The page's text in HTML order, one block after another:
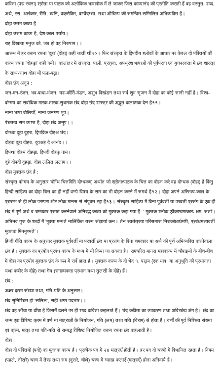
कविता (पद्य रचना) श्रोता या पाठक को अलौकिक भावलोक में ले जाकर जिस काव्यानंद की प्रतीति कराती हैं वह वस्तुतः शब्द,
अर्थ, रस, अलंकार, रीति, ध्वनि, वक्रोक्ति, वाग्वैदग्ध्य, तथा औचित्य की समन्वित-सम्मिलित अभिव्यक्ति है।
दोहा उतम काव्य है :
दोहा उत्तम काव्य है, देश-काल पर्याय।
राह दिखाता मनुज को, जब हो वह निरुपाय।।
आरम्भ में हर काव्य रचना 'दूहा' (दोहा) कही जाती थी१०। फिर संस्कृत के द्विपदीय श्लोकों के आधार पर केवल दो पंक्तियों की
काव्य रचना 'दोहड़ा' कही गयी। कालांतर में संस्कृत, पाली, प्राकृत, अपभ्रंश भाषाओं की पूर्वपरता एवं युगपरकता में छंद शास्त्र
के साथ-साथ दोहा भी पला-बढ़ा।
दोहा छंद अनूप :
जन-मन-रंजन, भव-बाधा-भंजन, यश-कीर्ति-मंडन, अशुभ विखंडन तथा सर्व शुभ सृजन में दोहा का कोई सानी नहीं है। विश्व-
वांग्मय का सर्वाधिक मारक-तारक-सुधारक छंद दोहा छंद शास्त्र की अद्भुत कलात्मक देन है११।
नाना भाषा-बोलियाँ, नाना जनगण-भूप।
पंचतत्व सम व्याप्त है, दोहा छंद अनूप।।
दोग्ध्क दूहा दूहरा, द्विपदिक दोहअ छंद।
दोहक दूहा दोहरा, दुवअह दे आनंद।।
द्विपथा दोहयं दोहड़ा, द्विपदी दोहड़ नाम।
दुहे दोपदी दूहड़ा, दोहा ललित ललाम।।
दोहा मुक्तक छंद है :
संस्कृत वांग्मय के अनुसार 'दोग्धि चित्तमिति दोग्धकम्' अर्थात जो श्रोता/पाठक के चित्त का दोहन करे वह दोग्धक (दोहा) है किंतु
हिन्दी साहित्य का दोहा चित्त का ही नहीं वर्ण्य विषय के सार का भी दोहन करने में समर्थ है१२। दोहा अपने अस्तित्व-काल के
प्रारम्भ से ही लोक परम्परा और लोक मानस से संपृक्त रहा है१३। संस्कृत साहित्य में बिना पूर्ववर्ती या परवर्ती प्रसंग के एक ही
छंद में पूर्ण अर्थ व चमत्कार प्रगट करनेवाले अनिबद्ध काव्य को मुक्तक कहा गया है- ' मुक्तक श्लोक एवैकश्चमत्कारः क्षमः सतां'।
अभिनव गुप्त के शब्दों में 'मुक्ता मन्यते नालिंकित तस्य संज्ञायां कन। तेन स्वतंत्रया परिसमाप्त निराकांक्षार्थमपि, प्रबंधमध्यवर्ती
मुक्तक मिनमुच्यते'।
हिन्दी गीति काव्य के अनुसार मुक्तक पूर्ववर्ती या परवर्ती छंद या प्रसंग के बिना चमत्कार या अर्थ की पूर्ण अभिव्यक्ति करनेवाला
छंद है। मुक्तक का प्रयोग प्रबंध काव्य के मध्य में भी किया जा सकता है। रामचरित मानस महाकाव्य में चौपाइयों के बीच-बीच
में दोहा का प्रयोग मुक्तक छंद के रूप में सर्व ज्ञात है। मुक्तक काव्य के दो भेद १. पाठ्य (एक भावः या अनुभूति की प्रधानता
यथा कबीर के दोहे) तथा गेय (रागात्मकता प्रधान यथा तुलसी के दोहे) हैं।
छंद :
अक्षर क्रम संख्या तथा, गति-यति के अनुसार।
छंद सुनिश्चित हो 'सलिल', सही अगर पदभार।।
छंद वह साँचा या ढाँचा है जिसमें ढलने पर ही शब्द कविता कहलाते हैं। छंद कविता का व्याकरण तथा अविच्छेद्य अंग है। छंद का
जन्म एक विशिष्ट क्रम में वर्ण या मात्राओं के नियोजन, गति (लय) तथा यति (विराम) से होता है। वर्णों की पूर्व निश्चित संख्या
एवं क्रम, मात्र तथा गति-यति से सम्बद्ध विशिष्ट नियोजित काव्य रचना छंद कहलाती है।
दोहा :
दोहा दो पंक्तियों (पदों) का मुक्तक काव्य है। प्रत्येक पद में २४ मात्राएँ होती हैं। हर पद दो चरणों में विभाजित रहता है। विषम
(पहले, तीसरे) चरण में तेरह तथा सम (दूसरे, चौथे) चरण में ग्यारह कलाएँ (मात्राएँ) होना अनिवार्य है।